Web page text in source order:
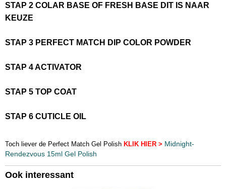
STAP 2 COLAR BASE OF FRESH BASE DIT IS NAAR
KEUZE
STAP 3 PERFECT MATCH DIP COLOR POWDER
STAP 4 ACTIVATOR
STAP 5 TOP COAT
STAP 6 CUTICLE OIL
Toch liever de Perfect Match Gel Polish KLIK HIER > Midnight-
Rendezvous 15ml Gel Polish
Ook interessant